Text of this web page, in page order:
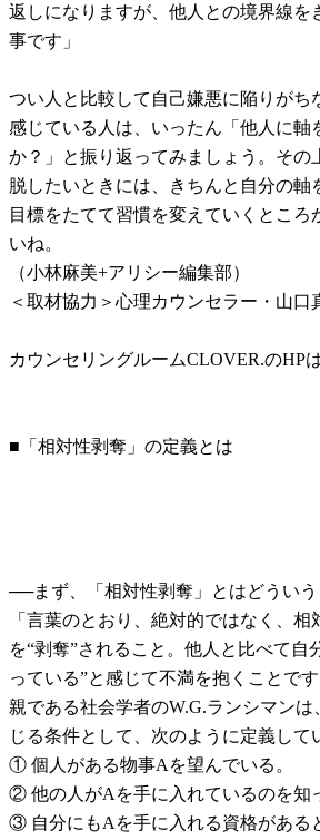
返しになりますが、他人との境界線を
事です」
つい人と比較して自己嫌悪に陥りがち
感じている人は、いったん「他人に軸
か？」と振り返ってみましょう。その
脱したいときには、きちんと自分の軸
目標をたてて習慣を変えていくところ
いね。
（小林麻美+アリシー編集部）
＜取材協力＞心理カウンセラー・山口
カウンセリングルームCLOVER.のHP
■「相対性剥奪」の定義とは
──まず、「相対性剥奪」とはどういう
「言葉のとおり、絶対的ではなく、相
を“剥奪”されること。他人と比べて自
っている”と感じて不満を抱くことで
親である社会学者のW.G.ランシマン
じる条件として、次のように定義して
① 個人がある物事Aを望んでいる。
② 他の人がAを手に入れているのを知
③ 自分にもAを手に入れる資格がある